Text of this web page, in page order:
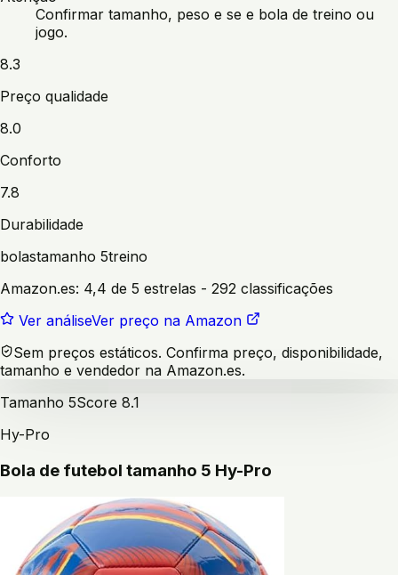
Confirmar tamanho, peso e se e bola de treino ou
jogo.
8.3
Preço qualidade
8.0
Conforto
7.8
Durabilidade
bolastamanho 5treino
Amazon.es: 4,4 de 5 estrelas - 292 classificações
Ver análiseVer preço na Amazon
Sem preços estáticos. Confirma preço, disponibilidade,
tamanho e vendedor na Amazon.es.
Tamanho 5Score 8.1
Hy-Pro
Bola de futebol tamanho 5 Hy-Pro